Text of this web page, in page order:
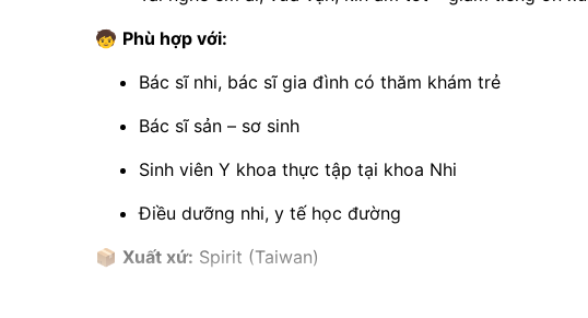
🧒 Phù hợp với:
Bác sĩ nhi, bác sĩ gia đình có thăm khám trẻ
Bác sĩ sản – sơ sinh
Sinh viên Y khoa thực tập tại khoa Nhi
Điều dưỡng nhi, y tế học đường
📦 Xuất xứ: Spirit (Taiwan)